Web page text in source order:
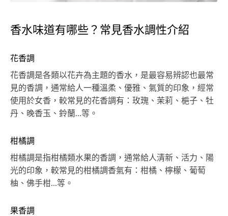
香水味道有哪些？常見香水調性介紹
花香調
花香調是各類以花卉為主題的香水，是最容易辨認也最常
見的香調，通常給人一種溫柔、優雅、氣質的印象，經常
使用於女香，較常見的花香調有：玫瑰、茉莉、梔子、牡
丹、晚香玉、鈴蘭...等。
柑橘調
柑橘調是指柑橘類水果的香調，通常給人清新、活力、陽
光的印象，較常見的柑橘調香氣有：柑橘、檸檬、葡萄
柚、佛手柑...等。
果香調